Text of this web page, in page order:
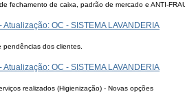
fechamento de caixa, padrão de mercado e ANTI-
Atualização: OC - SISTEMA LAVANDERIA
pendências dos clientes.
Atualização: OC - SISTEMA LAVANDERIA
realizados (Higienização) - Novas opções